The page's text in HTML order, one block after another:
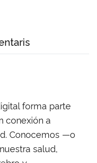
forma parte
conexión a
Conocemos —o
salud,